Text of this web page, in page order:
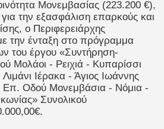
Μονεμβασίας (223.200 €),
την εξασφάλιση επαρκούς και
ο Περιφερειάρχης
την ένταξη στο πρόγραμμα
του έργου «Συντήρηση-
Μολάοι - Ρειχιά - Κυπαρίσσι
Λιμάνι Ιέρακα - Άγιος Ιωάννης
Επ. Οδού Μονεμβάσια - Νόμια -
Συνολικού